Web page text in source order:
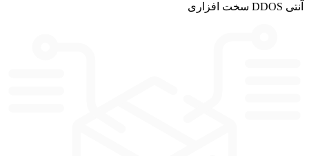
آنتی DDOS سخت افزاری